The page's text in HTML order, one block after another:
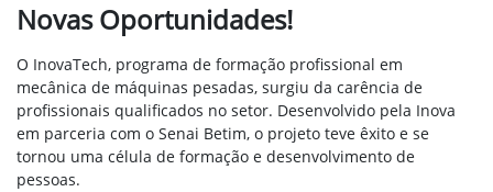
Novas Oportunidades!
O InovaTech, programa de formação profissional em
mecânica de máquinas pesadas, surgiu da carência de
profissionais qualificados no setor. Desenvolvido pela Inova
em parceria com o Senai Betim, o projeto teve êxito e se
tornou uma célula de formação e desenvolvimento de
pessoas.